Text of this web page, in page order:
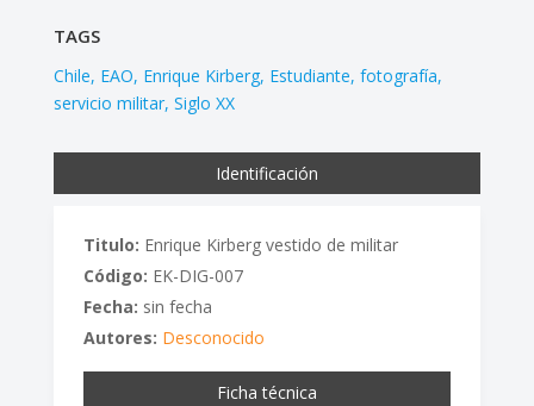
TAGS
Chile EAO Enrique Kirberg Estudiante fotografía
servicio militar Siglo XX
Identificación
Titulo: Enrique Kirberg vestido de militar
Código: EK-DIG-007
Fecha: sin fecha
Autores: Desconocido
Ficha técnica